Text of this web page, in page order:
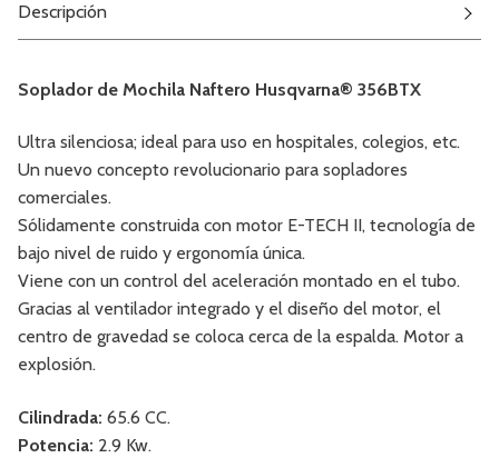
Descripción
Soplador de Mochila Naftero Husqvarna® 356BTX
Ultra silenciosa; ideal para uso en hospitales, colegios, etc.
Un nuevo concepto revolucionario para sopladores
comerciales.
Sólidamente construida con motor E-TECH II, tecnología de
bajo nivel de ruido y ergonomía única.
Viene con un control del aceleración montado en el tubo.
Gracias al ventilador integrado y el diseño del motor, el
centro de gravedad se coloca cerca de la espalda. Motor a
explosión.
Cilindrada: 65.6 CC.
Potencia: 2.9 Kw.